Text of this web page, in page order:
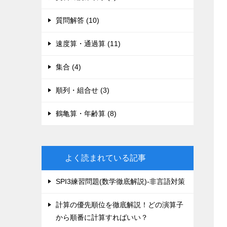
質問解答 (10)
速度算・通過算 (11)
集合 (4)
順列・組合せ (3)
鶴亀算・年齢算 (8)
よく読まれている記事
SPI3練習問題(数学徹底解説)-非言語対策
計算の優先順位を徹底解説！どの演算子
から順番に計算すればいい？